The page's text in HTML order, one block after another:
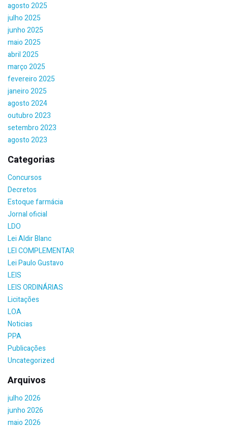
agosto 2025
julho 2025
junho 2025
maio 2025
abril 2025
março 2025
fevereiro 2025
janeiro 2025
agosto 2024
outubro 2023
setembro 2023
agosto 2023
Categorias
Concursos
Decretos
Estoque farmácia
Jornal oficial
LDO
Lei Aldir Blanc
LEI COMPLEMENTAR
Lei Paulo Gustavo
LEIS
LEIS ORDINÁRIAS
Licitações
LOA
Noticias
PPA
Publicações
Uncategorized
Arquivos
julho 2026
junho 2026
maio 2026